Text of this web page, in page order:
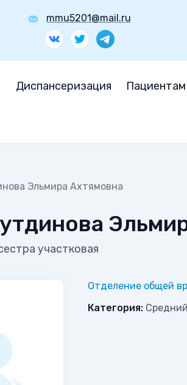
mmu5201@mail.ru
Диспансеризация Пациентам
Эльмира Ахтямовна
участковая
Отделение общей
Категория: